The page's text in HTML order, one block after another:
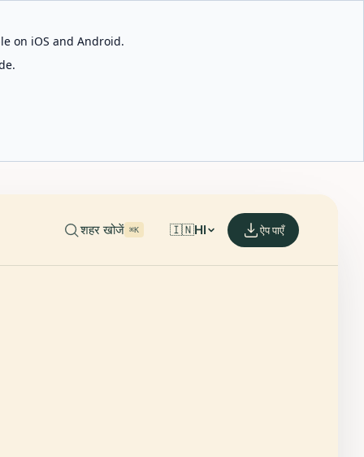
on iOS and Android.
शहर खोजें ⌘K 🇮🇳HI ऐप पाएँ